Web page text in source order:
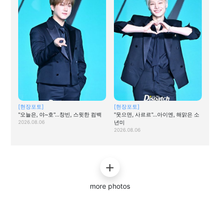
[현장포토]
"오늘은, 야~호"…창빈, 스윗한 컴백
2026.08.06
[현장포토]
"웃으면, 사르르"…아이엔, 해맑은 소
년미
2026.08.06
more photos